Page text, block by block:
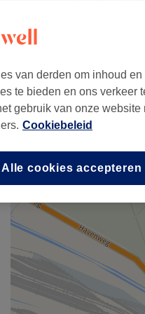
van derden om inhoud en
te bieden en ons verkeer
gebruik van onze website
Cookiebeleid
Alle cookies accepteren